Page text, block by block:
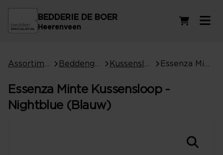
BEDDERIE DE BOER
Heerenveen
Essenza Minte Kussensloop -
Nightblue (Blauw)